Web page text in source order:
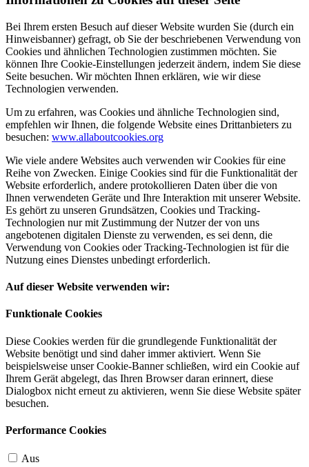
Bei Ihrem ersten Besuch auf dieser Website wurden Sie (durch ein
Hinweisbanner) gefragt, ob Sie der beschriebenen Verwendung von
Cookies und ähnlichen Technologien zustimmen möchten. Sie
können Ihre Cookie-Einstellungen jederzeit ändern, indem Sie diese
Seite besuchen. Wir möchten Ihnen erklären, wie wir diese
Technologien verwenden.
Um zu erfahren, was Cookies und ähnliche Technologien sind,
empfehlen wir Ihnen, die folgende Website eines Drittanbieters zu
besuchen: www.allaboutcookies.org
Wie viele andere Websites auch verwenden wir Cookies für eine
Reihe von Zwecken. Einige Cookies sind für die Funktionalität der
Website erforderlich, andere protokollieren Daten über die von
Ihnen verwendeten Geräte und Ihre Interaktion mit unserer Website.
Es gehört zu unseren Grundsätzen, Cookies und Tracking-
Technologien nur mit Zustimmung der Nutzer der von uns
angebotenen digitalen Dienste zu verwenden, es sei denn, die
Verwendung von Cookies oder Tracking-Technologien ist für die
Nutzung eines Dienstes unbedingt erforderlich.
Auf dieser Website verwenden wir:
Funktionale Cookies
Diese Cookies werden für die grundlegende Funktionalität der
Website benötigt und sind daher immer aktiviert. Wenn Sie
beispielsweise unser Cookie-Banner schließen, wird ein Cookie auf
Ihrem Gerät abgelegt, das Ihren Browser daran erinnert, diese
Dialogbox nicht erneut zu aktivieren, wenn Sie diese Website später
besuchen.
Performance Cookies
Aus